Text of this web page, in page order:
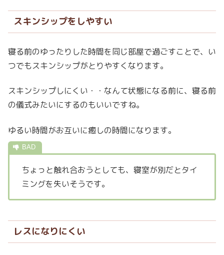
スキンシップをしやすい
寝る前のゆったりした時間を同じ部屋で過ごすことで、い
つでもスキンシップがとりやすくなります。
スキンシップしにくい・・なんて状態になる前に、寝る前
の儀式みたいにするのもいいですね。
ゆるい時間がお互いに癒しの時間になります。
ちょっと触れ合おうとしても、寝室が別だとタイ
ミングを失いそうです。
レスになりにくい